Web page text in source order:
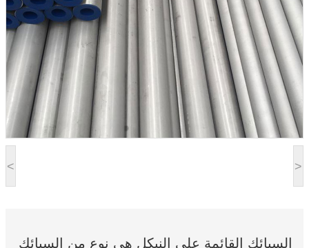
< >
السبائك القائمة على النيكل هي نوع من السبائك